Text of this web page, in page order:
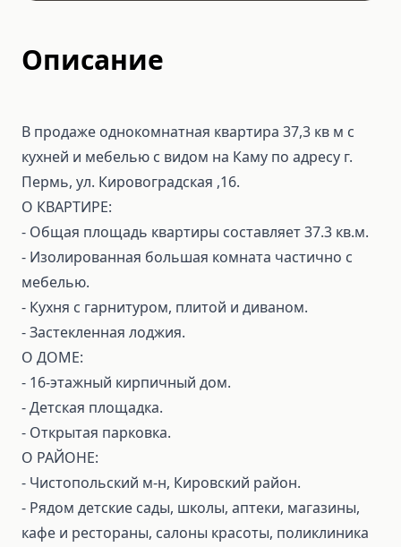
Описание
В продаже однокомнатная квартира 37,3 кв м с
кухней и мебелью с видом на Каму по адресу г.
Пермь, ул. Кировоградская ,16.
О КВАРТИРЕ:
- Общая площадь квартиры составляет 37.3 кв.м.
- Изолированная большая комната частично с
мебелью.
- Кухня с гарнитуром, плитой и диваном.
- Застекленная лоджия.
О ДОМЕ:
- 16-этажный кирпичный дом.
- Детская площадка.
- Открытая парковка.
О РАЙОНЕ:
- Чистопольский м-н, Кировский район.
- Рядом детские сады, школы, аптеки, магазины,
кафе и рестораны, салоны красоты, поликлиника